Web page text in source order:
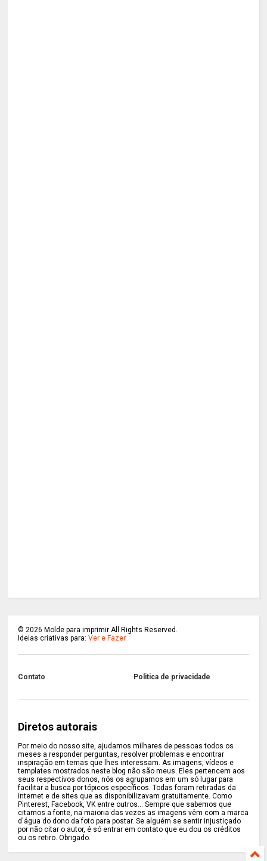
©2026 Molde para imprimir All Rights Reserved.
Ideias criativas para:Ver e Fazer
Contato Politica de privacidade
Diretos autorais
Por meio do nosso site, ajudamos milhares de pessoas todos os
meses a responder perguntas, resolver problemas e encontrar
inspiração em temas que lhes interessam. As imagens, vídeos e
templates mostrados neste blog não são meus. Eles pertencem aos
seus respectivos donos, nós os agrupamos em um só lugar para
facilitar a busca por tópicos específicos. Todas foram retiradas da
internet e de sites que as disponibilizavam gratuitamente. Como
Pinterest, Facebook, VK entre outros... Sempre que sabemos que
citamos a fonte, na maioria das vezes as imagens vêm com a marca
d'água do dono da foto para postar. Se alguém se sentir injustiçado
por não citar o autor, é só entrar em contato que eu dou os créditos
ou os retiro. Obrigado.